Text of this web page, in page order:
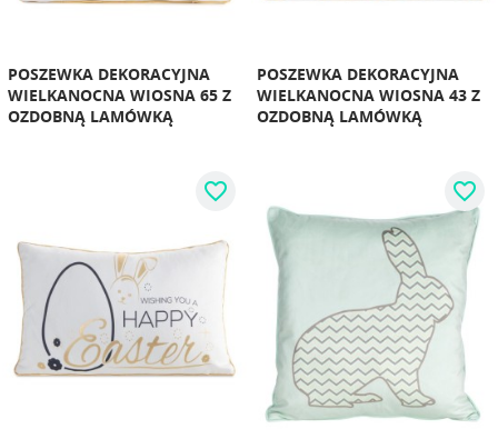
POSZEWKA DEKORACYJNA
WIELKANOCNA WIOSNA 65 Z
OZDOBNĄ LAMÓWKĄ
POSZEWKA DEKORACYJNA
WIELKANOCNA WIOSNA 43 Z
OZDOBNĄ LAMÓWKĄ
favorite_border favorite_border